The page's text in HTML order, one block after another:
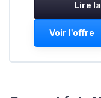
Lire
Voir l'offre